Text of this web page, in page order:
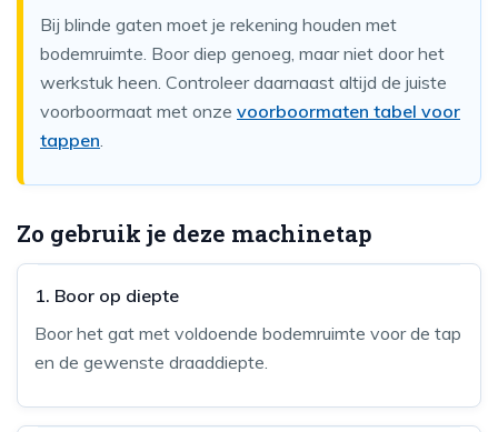
Bij blinde gaten moet je rekening houden met
bodemruimte. Boor diep genoeg, maar niet door het
werkstuk heen. Controleer daarnaast altijd de juiste
voorboormaat met onze voorboormaten tabel voor
tappen.
Zo gebruik je deze machinetap
1. Boor op diepte
Boor het gat met voldoende bodemruimte voor de tap
en de gewenste draaddiepte.